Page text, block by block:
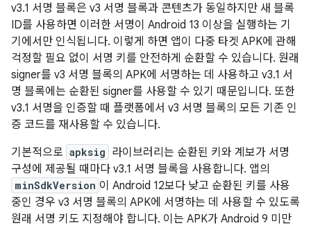
v3.1 서명 블록은 v3 서명 블록과 콘텐츠가 동일하지만 새 블록
ID를 사용하면 이러한 서명이 Android 13 이상을 실행하는 기
기에서만 인식됩니다. 이렇게 하면 앱이 다중 타겟 APK에 관해
걱정할 필요 없이 서명 키를 안전하게 순환할 수 있습니다. 원래
signer를 v3 서명 블록의 APK에 서명하는 데 사용하고 v3.1 서
명 블록에는 순환된 signer를 사용할 수 있기 때문입니다. 또한
v3.1 서명을 인증할 때 플랫폼에서 v3 서명 블록의 모든 기존 인
증 코드를 재사용할 수 있습니다.
기본적으로 apksig 라이브러리는 순환된 키와 계보가 서명
구성에 제공될 때마다 v3.1 서명 블록을 사용합니다. 앱의
minSdkVersion 이 Android 12보다 낮고 순환된 키를 사용
중인 경우 v3 서명 블록의 APK에 서명하는 데 사용할 수 있도록
원래 서명 키도 지정해야 합니다. 이는 APK가 Android 9 미만